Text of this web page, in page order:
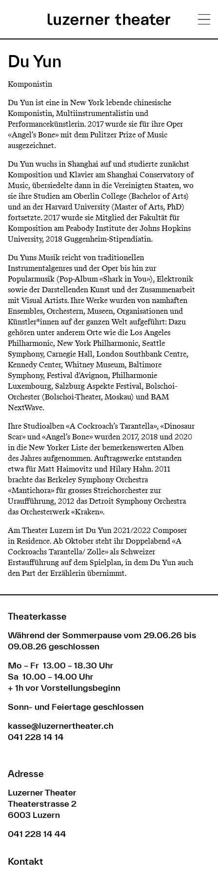
zum
Inhalt
H
u
p
t
m
e
n
ü
Du Yun
Komponistin
Du Yun ist eine inNew Yorklebendechinesische
Komponistin, Multiinstrumentalistin und
Performancekünstlerin. 2017 wurde sie für ihre Oper
«Angel’s Bone» mit demPulitzer Prize of Music
ausgezeichnet.
Du Yun wuchs in Shanghai auf und studierte zunächst
Komposition und Klavier amShanghai Conservatory of
Music, übersiedelte dann in die Vereinigten Staaten, wo
sie ihre Studien amOberlin College (Bachelor of Arts)
und an derHarvard University(Master of Arts,PhD)
fortsetzte. 2017 wurde sie Mitglied der Fakultät für
Komposition am Peabody Institute derJohns Hopkins
University, 2018Guggenheim-Stipendiatin.
Du Yuns Musik reicht von traditionellen
Instrumentalgenres und der Oper bis hin zur
Popularmusik (Pop-Album «Shark in You»), Elektronik
sowie der Darstellenden Kunst und der Zusammenarbeit
mit Visual Artists. Ihre Werke wurden von namhaften
Ensembles, Orchestern, Museen, Organisationen und
Künstler*innen auf der ganzen Welt aufgeführt: Dazu
gehören unter anderem Orte wie die Los Angeles
Philharmonic, New York Philharmonic, Seattle
Symphony, Carnegie Hall, London Southbank Centre,
Kennedy Center, Whitney Museum, Baltimore
Symphony, Festival d'Avignon, Philharmonie
Luxembourg, Salzburg Aspekte Festival, Bolschoi-
Orchester (Bolschoi-Theater, Moskau) und BAM
NextWave.
Ihre Studioalben «A Cockroach’s Tarantella», «Dinosaur
Scar» und «Angel’s Bone» wurden 2017, 2018 und 2020
in die New Yorker Liste der bemerkenswerten Alben
des Jahres aufgenommen. Auftragswerke entstanden
etwa fürMatt Haimovitz undHilary Hahn. 2011
brachte dasBerkeley Symphony Orchestra
«Mantichora» für grosses Streichorchester zur
Uraufführung, 2012 dasDetroit Symphony Orchestra
das Orchesterwerk «Kraken».
Am Theater Luzern ist Du Yun 2021/2022 Composer
in Residence. Ab Oktober steht ihr Doppelabend «A
Cockroachs Tarantella/ Zolle» als Schweizer
Erstaufführung auf dem Spielplan, in dem Du Yun auch
den Part der Erzählerin übernimmt.
Theaterkasse
Während der Sommerpause vom 29.06.26 bis
09.08.26 geschlossen
Mo – Fr 13.00 – 18.30 Uhr
Sa 10.00 – 14.00 Uhr
+ 1h vor Vorstellungsbeginn
Sonn- und Feiertage geschlossen
kasse@luzernertheater.ch
041 228 14 14
Adresse
Luzerner Theater
Theaterstrasse 2
6003 Luzern
041 228 14 44
Kontakt